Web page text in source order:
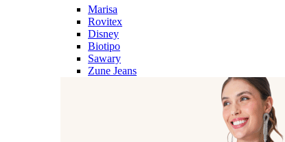
Marisa
Rovitex
Disney
Biotipo
Sawary
Zune Jeans